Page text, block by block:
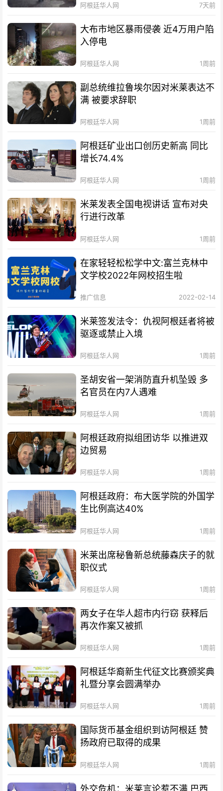
阿根廷华人网 7天前
大布市地区暴雨侵袭 近4万用户陷
入停电
阿根廷华人网 1周前
副总统维拉鲁埃尔因对米莱表达不
满 被要求辞职
阿根廷华人网 1周前
阿根廷矿业出口创历史新高 同比
增长74.4%
阿根廷华人网 1周前
米莱发表全国电视讲话 宣布对央
行进行改革
阿根廷华人网 1周前
在家轻轻松松学中文:富兰克林中
文学校2022年网校招生啦
推广信息 2022-02-14
米莱签发法令：仇视阿根廷者将被
驱逐或禁止入境
阿根廷华人网 1周前
圣胡安省一架消防直升机坠毁 多
名官员在内7人遇难
阿根廷华人网 1周前
阿根廷政府拟组团访华 以推进双
边贸易
阿根廷华人网 1周前
阿根廷政府：布大医学院的外国学
生比例高达40%
阿根廷华人网 1周前
米莱出席秘鲁新总统藤森庆子的就
职仪式
阿根廷华人网 1周前
两女子在华人超市内行窃 获释后
再次作案又被抓
阿根廷华人网 1周前
阿根廷华裔新生代征文比赛颁奖典
礼暨分享会圆满举办
阿根廷华人网 1周前
国际货币基金组织到访阿根廷 赞
扬政府已取得的成果
阿根廷华人网 1周前
外交危机：米莱言论惹不满 巴西